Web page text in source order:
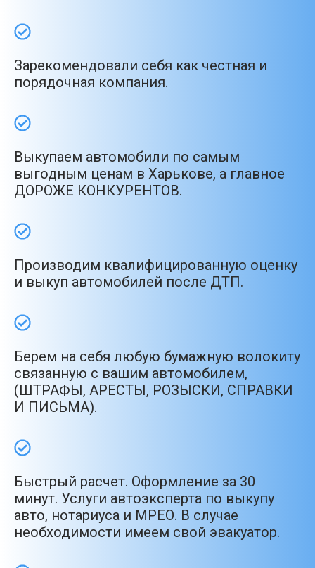
Зарекомендовали себя как честная и
порядочная компания.
Выкупаем автомобили по самым
выгодным ценам в Харькове, а главное
ДОРОЖЕ КОНКУРЕНТОВ.
Производим квалифицированную оценку
и выкуп автомобилей после ДТП.
Берем на себя любую бумажную волокиту
связанную с вашим автомобилем,
(ШТРАФЫ, АРЕСТЫ, РОЗЫСКИ, СПРАВКИ
И ПИСЬМА).
Быстрый расчет. Оформление за 30
минут. Услуги автоэксперта по выкупу
авто, нотариуса и МРЕО. В случае
необходимости имеем свой эвакуатор.